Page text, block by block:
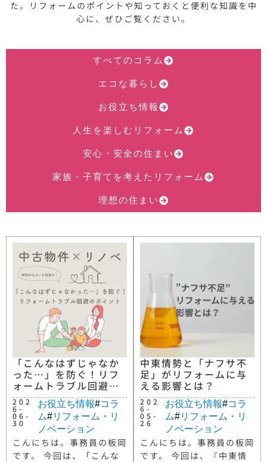
た。リフォームのポイントや知っておくと便利な知識を中
心に、ぜひご覧ください。
すべてのコラム
エコな暮らし
お役立ち情報
人生を楽しむリフォーム
安心・安全の住まい
家族・子育てを考えたリフォーム
理想の住まい
「こんなはずじゃなか
った…」を防ぐ！リフ
ォームトラブル回避の
ポイント
202
6-
06-
30
お役立ち情報#コラ
ム#リフォーム・リ
ノベーション
こんにちは。事務員の板岡
です。 今回は、「こんな
中東情勢と「ナフサ不
足」がリフォームに与
える影響とは？
202
6-
05-
26
お役立ち情報#コラ
ム#リフォーム・リ
ノベーション
こんにちは。事務員の板岡
です。 今回は、『中東情